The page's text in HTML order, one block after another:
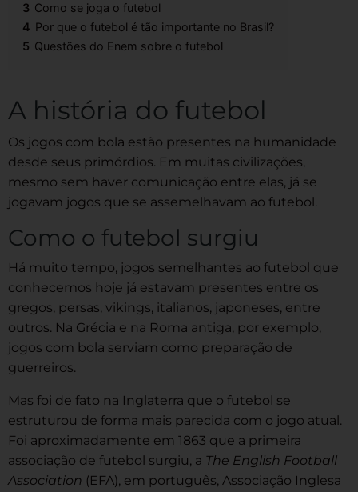
3 Como se joga o futebol
4 Por que o futebol é tão importante no Brasil?
5 Questões do Enem sobre o futebol
A história do futebol
Os jogos com bola estão presentes na humanidade
desde seus primórdios. Em muitas civilizações,
mesmo sem haver comunicação entre elas, já se
jogavam jogos que se assemelhavam ao futebol.
Como o futebol surgiu
Há muito tempo, jogos semelhantes ao futebol que
conhecemos hoje já estavam presentes entre os
gregos, persas, vikings, italianos, japoneses, entre
outros. Na Grécia e na Roma antiga, por exemplo,
jogos com bola serviam como preparação de
guerreiros.
Mas foi de fato na Inglaterra que o futebol se
estruturou de forma mais parecida com o jogo atual.
Foi aproximadamente em 1863 que a primeira
associação de futebol surgiu, a The English Football
Association (EFA), em português, Associação Inglesa